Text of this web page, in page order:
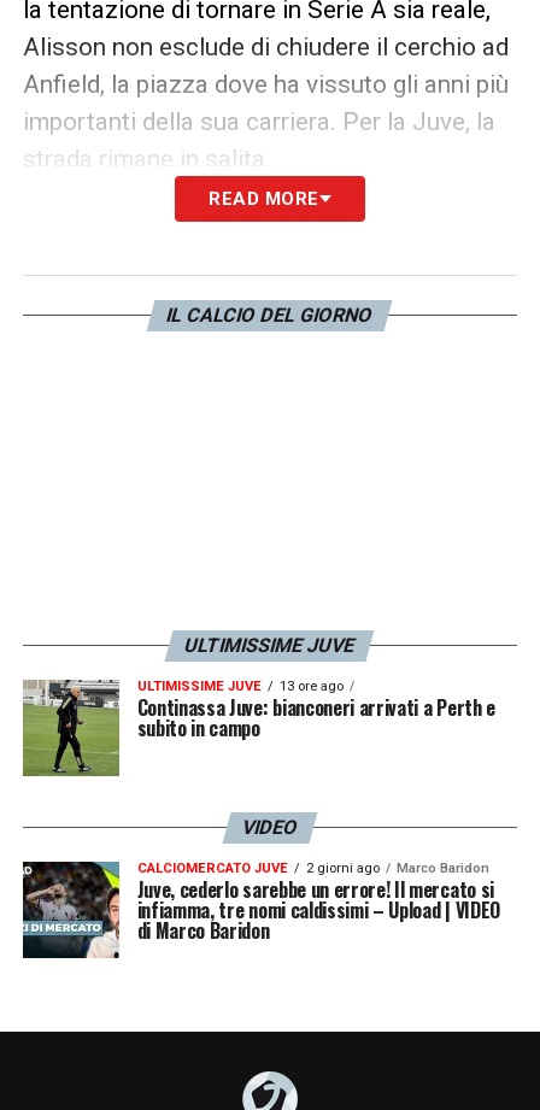
la tentazione di tornare in Serie A sia reale,
Alisson non esclude di chiudere il cerchio ad
Anfield, la piazza dove ha vissuto gli anni più
importanti della sua carriera. Per la Juve, la
strada rimane in salita.
READ MORE
IL CALCIO DEL GIORNO
ULTIMISSIME JUVE
ULTIMISSIME JUVE 13 ore ago
Continassa Juve: bianconeri arrivati a Perth e
subito in campo
VIDEO
CALCIOMERCATO JUVE 2 giorni ago Marco Baridon
Juve, cederlo sarebbe un errore! Il mercato si
infiamma, tre nomi caldissimi – Upload | VIDEO
di Marco Baridon